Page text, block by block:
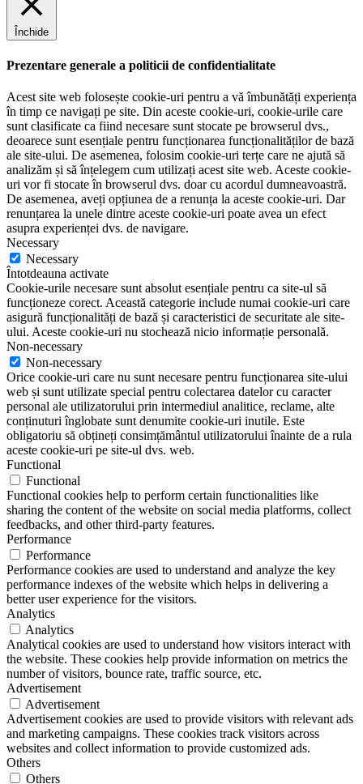
Închide
Prezentare generale a politicii de confidentialitate
Acest site web folosește cookie-uri pentru a vă îmbunătăți experiența
în timp ce navigați pe site. Din aceste cookie-uri, cookie-urile care
sunt clasificate ca fiind necesare sunt stocate pe browserul dvs.,
deoarece sunt esențiale pentru funcționarea funcționalităților de bază
ale site-ului. De asemenea, folosim cookie-uri terțe care ne ajută să
analizăm și să înțelegem cum utilizați acest site web. Aceste cookie-
uri vor fi stocate în browserul dvs. doar cu acordul dumneavoastră.
De asemenea, aveți opțiunea de a renunța la aceste cookie-uri. Dar
renunțarea la unele dintre aceste cookie-uri poate avea un efect
asupra experienței dvs. de navigare.
Necessary
Necessary
Întotdeauna activate
Cookie-urile necesare sunt absolut esențiale pentru ca site-ul să
funcționeze corect. Această categorie include numai cookie-uri care
asigură funcționalități de bază și caracteristici de securitate ale site-
ului. Aceste cookie-uri nu stochează nicio informație personală.
Non-necessary
Non-necessary
Orice cookie-uri care nu sunt necesare pentru funcționarea site-ului
web și sunt utilizate special pentru colectarea datelor cu caracter
personal ale utilizatorului prin intermediul analitice, reclame, alte
conținuturi înglobate sunt denumite cookie-uri inutile. Este
obligatoriu să obțineți consimțământul utilizatorului înainte de a rula
aceste cookie-uri pe site-ul dvs. web.
Functional
Functional
Functional cookies help to perform certain functionalities like
sharing the content of the website on social media platforms, collect
feedbacks, and other third-party features.
Performance
Performance
Performance cookies are used to understand and analyze the key
performance indexes of the website which helps in delivering a
better user experience for the visitors.
Analytics
Analytics
Analytical cookies are used to understand how visitors interact with
the website. These cookies help provide information on metrics the
number of visitors, bounce rate, traffic source, etc.
Advertisement
Advertisement
Advertisement cookies are used to provide visitors with relevant ads
and marketing campaigns. These cookies track visitors across
websites and collect information to provide customized ads.
Others
Others